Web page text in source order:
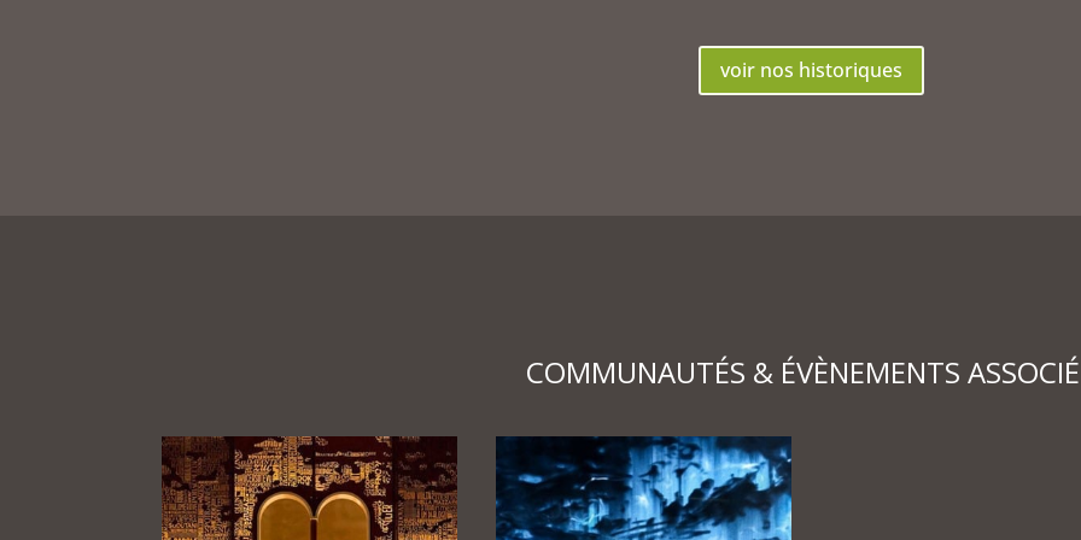
voir nos historiques
COMMUNAUTÉS & ÉVÈNEMENTS